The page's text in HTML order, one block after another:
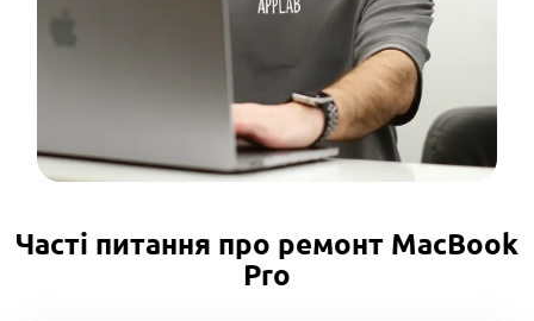
Часті питання про ремонт MacBook
Pro